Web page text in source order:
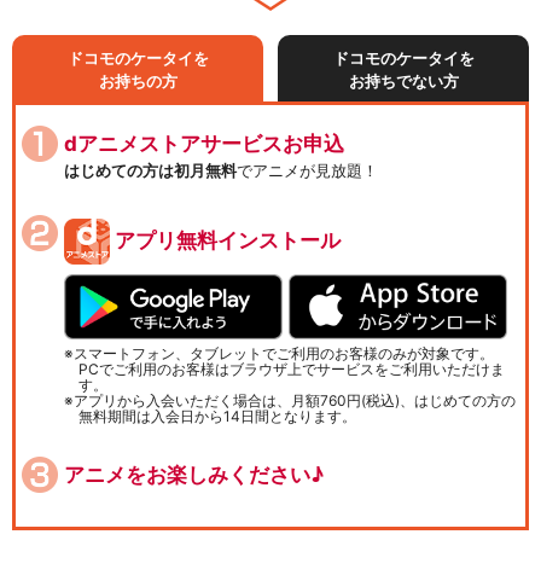
ドコモのケータイを
お持ちの方
ドコモのケータイを
お持ちでない方
dアニメストアサービスお申込
はじめての方は初月無料でアニメが見放題！
アプリ無料インストール
スマートフォン、タブレットでご利用のお客様のみが対象です。
PCでご利用のお客様はブラウザ上でサービスをご利用いただけま
す。
アプリから入会いただく場合は、月額760円(税込)、はじめての方の
無料期間は入会日から14日間となります。
アニメをお楽しみください♪